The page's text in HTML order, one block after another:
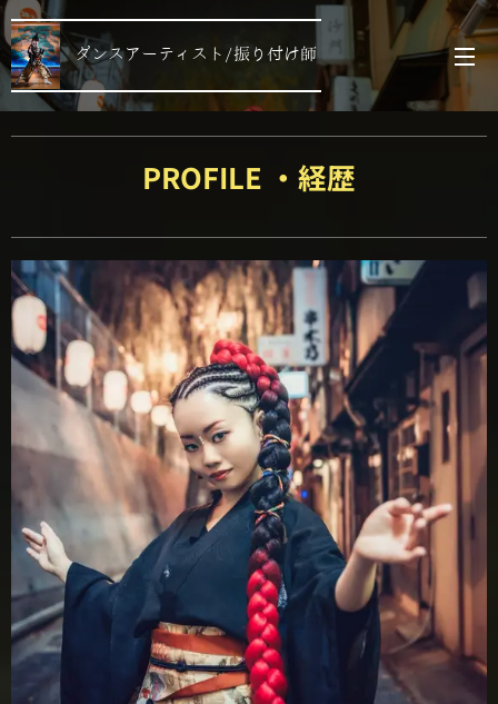
ダンスアーティスト/振り付け師
PROFILE ・経歴